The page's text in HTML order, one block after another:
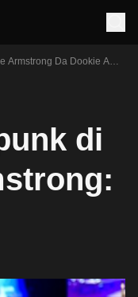
Armstrong Da Dookie A
di